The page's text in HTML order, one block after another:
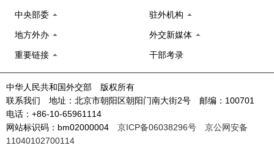
中央部委 驻外机构
地方外办 外交新媒体
重要链接 干部考录
中华人民共和国外交部 版权所有
联系我们 地址：北京市朝阳区朝阳门南大街2号 邮编：100701
电话：+86-10-65961114
网站标识码：bm02000004 京ICP备06038296号
京公网安备
11040102700114